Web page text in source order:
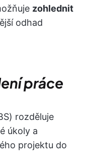
zohlednit
odhad
práce
rozděluje
úkoly a
projektu do